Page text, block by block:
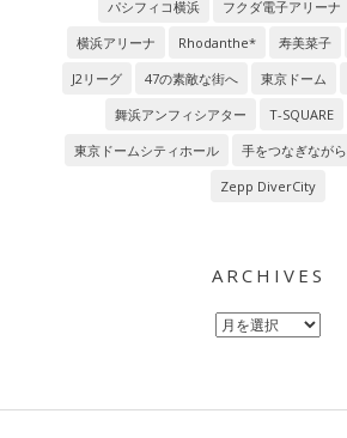
パシフィコ横浜
フクダ電子アリーナ
横浜アリーナ
Rhodanthe* 寿美菜子
J2リーグ
47の素敵な街へ 東京ドーム
舞浜アンフィシアター
T-SQUARE
東京ドームシティホール
手をつなぎながら
Zepp DiverCity
ARCHIVES
Archives